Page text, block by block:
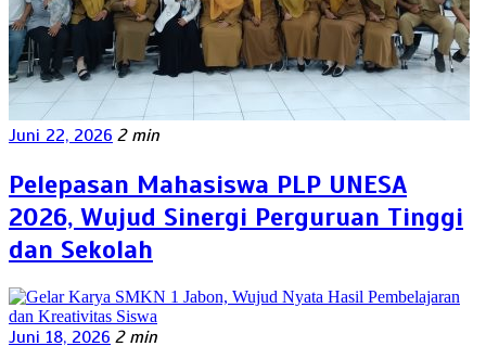
Juni 22, 2026 2 min
Pelepasan Mahasiswa PLP UNESA
2026, Wujud Sinergi Perguruan Tinggi
dan Sekolah
Juni 18, 2026 2 min